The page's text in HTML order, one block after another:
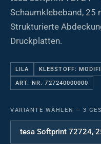
Schaumklebeband, 25
Strukturierte
Druckplatten.
LILA KLEBSTOFF:
ART.-NR. 727240000000
VARIANTE WÄHLEN — 3